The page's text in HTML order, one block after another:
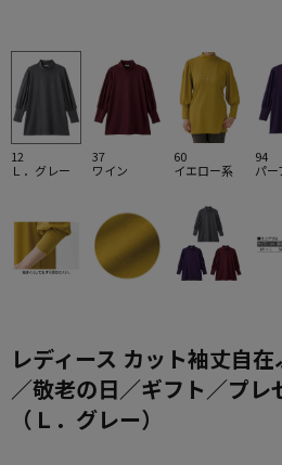
12
Ｌ．グレー
37
ワイン
60
イエロー系
94
パー
レディース カット袖丈自
／敬老の日／ギフト／プレ
（Ｌ．グレー）